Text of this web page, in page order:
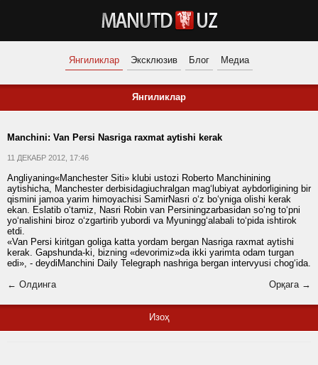
Янгиликлар Эксклюзив Блог Медиа
Янгиликлар
Manchini: Van Persi Nasriga raxmat aytishi kerak
11 ДЕКАБР 2012, 17:46
Angliyaning«Manchester Siti» klubi ustozi Roberto Manchinining
aytishicha, Manchester derbisidagiuchralgan mag‘lubiyat aybdorligining bir
qismini jamoa yarim himoyachisi SamirNasri o‘z bo‘yniga olishi kerak
ekan. Eslatib o‘tamiz, Nasri Robin van Persiningzarbasidan so‘ng to‘pni
yo‘nalishini biroz o‘zgartirib yubordi va Myuningg‘alabali to‘pida ishtirok
etdi.
«Van Persi kiritgan goliga katta yordam bergan Nasriga raxmat aytishi
kerak. Gapshunda-ki, bizning «devorimiz»da ikki yarimta odam turgan
edi», - deydiManchini Daily Telegraph nashriga bergan intervyusi chog‘ida.
← Олдинга
Орқага →
Изоҳ